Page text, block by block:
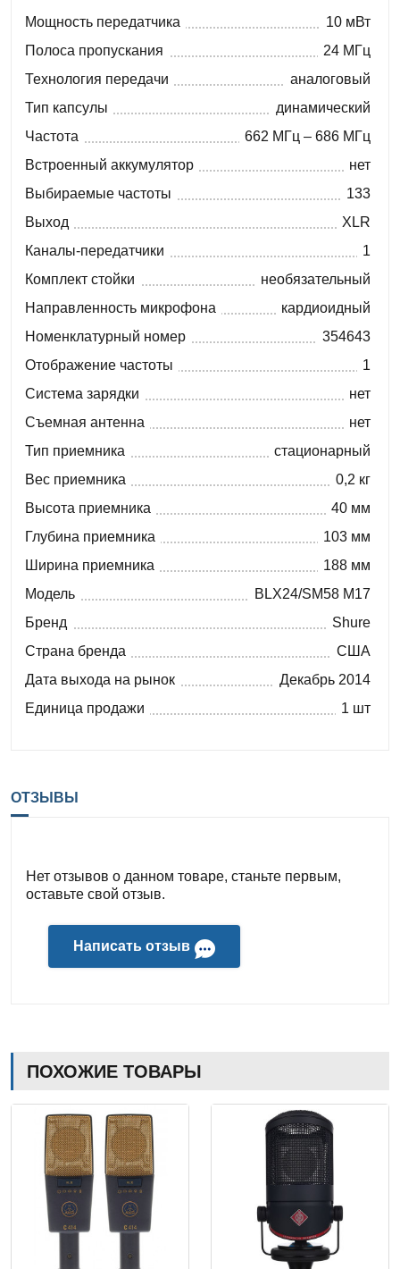
Мощность передатчика
10 мВт
Полоса пропускания
24 МГц
Технология передачи
аналоговый
Тип капсулы
динамический
Частота
662 МГц – 686 МГц
Встроенный аккумулятор
нет
Выбираемые частоты
133
Выход
XLR
Каналы-передатчики
1
Комплект стойки
необязательный
Направленность микрофона
кардиоидный
Номенклатурный номер
354643
Отображение частоты
1
Система зарядки
нет
Съемная антенна
нет
Тип приемника
стационарный
Вес приемника
0,2 кг
Высота приемника
40 мм
Глубина приемника
103 мм
Ширина приемника
188 мм
Модель
BLX24/SM58 M17
Бренд
Shure
Страна бренда
США
Дата выхода на рынок
Декабрь 2014
Единица продажи
1 шт
ОТЗЫВЫ
Нет отзывов о данном товаре, станьте первым,
оставьте свой отзыв.
Написать отзыв
ПОХОЖИЕ ТОВАРЫ